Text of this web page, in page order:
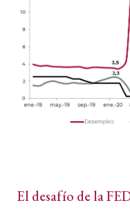
El desafío de la